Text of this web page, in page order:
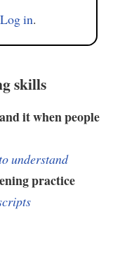
Log in.
skills
it when people
understand
practice